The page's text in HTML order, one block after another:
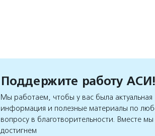
Поддержите работу АСИ!
Мы работаем, чтобы у вас была актуальная
информация и полезные материалы по
вопросу в благотворительности. Вместе мы
достигнем